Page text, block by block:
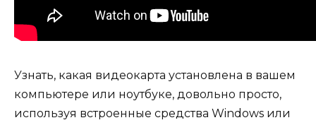
Узнать, какая видеокарта установлена в вашем
компьютере или ноутбуке, довольно просто,
используя встроенные средства Windows или